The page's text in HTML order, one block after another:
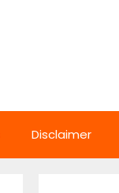
Disclaimer